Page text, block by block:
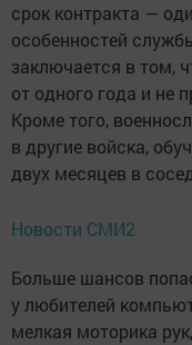
срок контракта —
особенностей
заключается в том,
от одного года и не
Кроме того,
в другие войска,
двух месяцев в
Новости СМИ2
Больше шансов
у любителей
мелкая моторика